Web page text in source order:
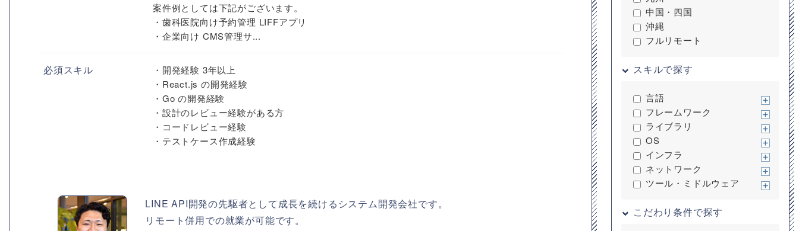
案件例としては下記がございます。
・歯科医院向け予約管理 LIFFアプリ
・企業向け CMS管理サ...
必須スキル
・開発経験 3年以上
・React.js の開発経験
・Go の開発経験
・設計のレビュー経験がある方
・コードレビュー経験
・テストケース作成経験
LINE API開発の先駆者として成長を続けるシステム開発会社です。
リモート併用での就業が可能です。
中国・四国
沖縄
フルリモート
スキルで探す
言語
フレームワーク
ライブラリ
OS
インフラ
ネットワーク
ツール・ミドルウェア
こだわり条件で探す